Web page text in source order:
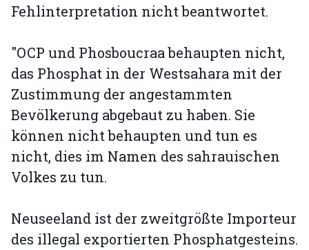
Fehlinterpretation nicht beantwortet.
"OCP und Phosboucraa behaupten nicht,
das Phosphat in der Westsahara mit der
Zustimmung der angestammten
Bevölkerung abgebaut zu haben. Sie
können nicht behaupten und tun es
nicht, dies im Namen des sahrauischen
Volkes zu tun.
Neuseeland ist der zweitgrößte Importeur
des illegal exportierten Phosphatgesteins.